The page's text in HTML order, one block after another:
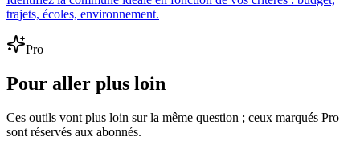
trajets, écoles, environnement.
Pro
Pour aller plus loin
Ces outils vont plus loin sur la même question ; ceux marqués Pro
sont réservés aux abonnés.